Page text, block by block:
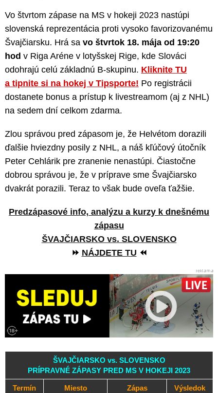
Vo štvrtom zápase na MS v hokeji 2023 nastúpi
slovenská reprezentácia proti vysoko favorizovanému
Švajčiarsku. Hrá sa vo štvrtok 18. mája od 19:20
hod v Riga Aréne v lotyšskej Rige, kde Slováci
odohrajú celú základnú B-skupinu. Kliknite TU
a tipnite si na hokej v Tipsporte! Po registrácii
dostanete bonus a prístup k livestreamom (aj z NHL)
na sedem dní celkom zdarma.
Zlou správou pred zápasom je, že Helvétom dorazili
ďalšie hviezdny posily z NHL, a náš kľúčový útočník
Peter Cehlárik pre zranenie nenastúpi. Čiastočne
dobrou správou je, že v príprave sme Švajčiarsko
dvakrát porazili. Teraz to však bude oveľa ťažšie.
Predzápasové info, analýzu a kurzy k dnešnému
zápasu
ŠVAJČIARSKO vs. SLOVENSKO
⏩ NÁJDETE TU ⏪
ŠVAJČIARSKO vs. SLOVENSKO
PRÍPRAVNÉ ZÁPASY PRED MS V HOKEJI 2023
Termín Miesto Zápas Výsledok